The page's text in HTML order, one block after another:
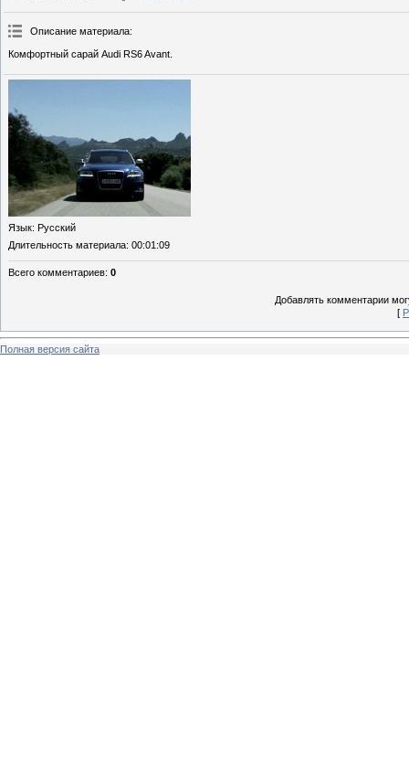
Описание материала:
Комфортный сарай Audi RS6 Avant.
Язык: Русский
Длительность материала: 00:01:09
Всего комментариев: 0
Добавлять комментарии
[
Полная версия сайта